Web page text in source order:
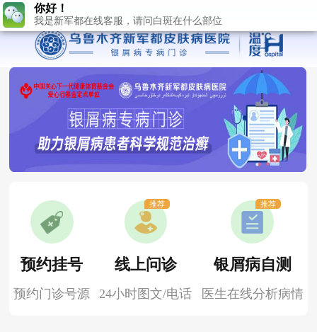
预约挂号
预约门诊号源
线上问诊
24小时图文/电话
推荐
银屑病自测
医生在线分析病情
推荐